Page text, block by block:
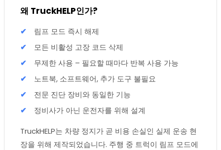
왜 TruckHELP인가?
림프 모드 즉시 해제
모든 비활성 고장 코드 삭제
무제한 사용 – 필요할 때마다 반복 사용 가능
노트북, 소프트웨어, 추가 도구 불필요
전문 진단 장비와 동일한 기능
정비사가 아닌 운전자를 위해 설계
TruckHELP는 차량 정지가 곧 비용 손실인 실제 운송 현
장을 위해 제작되었습니다. 주행 중 트럭이 림프 모드에